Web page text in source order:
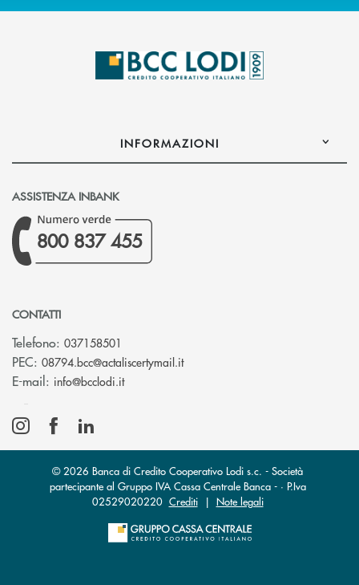
INFORMAZIONI
ASSISTENZA INBANK
800 837 455
CONTATTI
Telefono: 037158501
PEC: 08794.bcc@actaliscertymail.it(si apre l’app di posta
E-mail: info@bcclodi.it(si apre l’app di posta elettronica)
© 2026 Banca di Credito Cooperativo Lodi s.c. - Società
partecipante al Gruppo IVA Cassa Centrale Banca - · P.Iva
02529020220 Crediti| Note legali